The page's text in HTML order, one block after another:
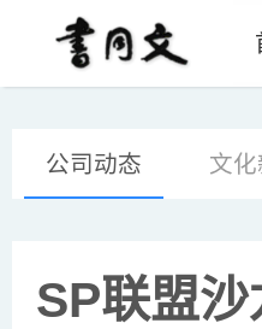
公司动态 文化
SP联盟